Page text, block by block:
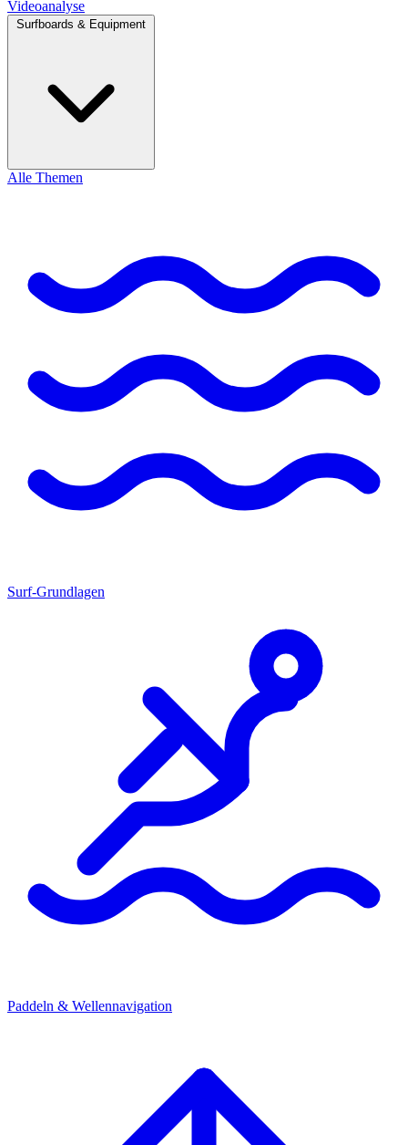
Videoanalyse
Surfboards & Equipment
Alle Themen
Surf-Grundlagen
Paddeln & Wellennavigation